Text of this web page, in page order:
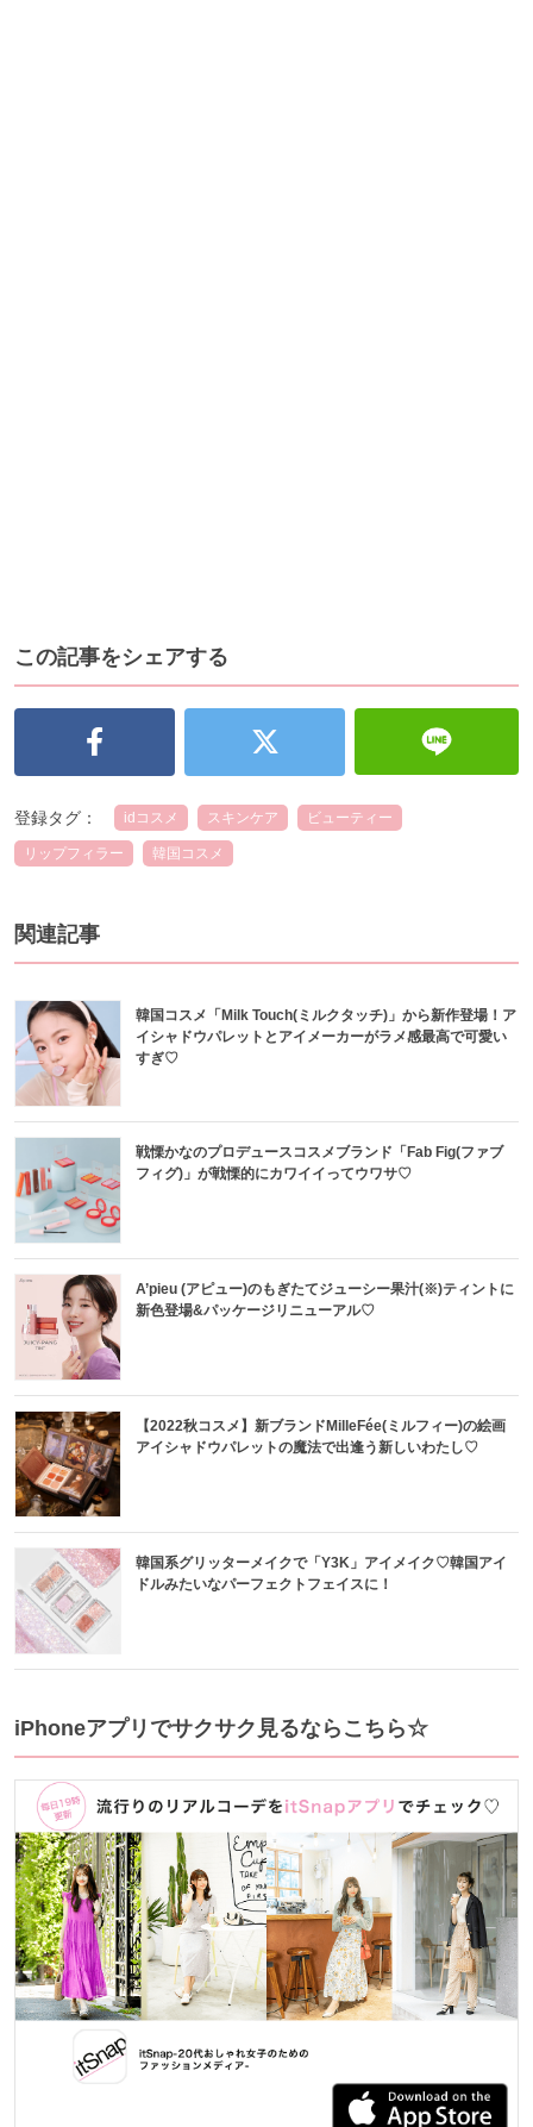
この記事をシェアする
登録タグ： idコスメ スキンケア ビューティー
リップフィラー 韓国コスメ
関連記事
韓国コスメ「Milk Touch(ミルクタッチ)」から新作登場！ア
イシャドウパレットとアイメーカーがラメ感最高で可愛い
すぎ♡
戦慄かなのプロデュースコスメブランド「Fab Fig(ファブ
フィグ)」が戦慄的にカワイイってウワサ♡
A’pieu (アピュー)のもぎたてジューシー果汁(※)ティントに
新色登場&パッケージリニューアル♡
【2022秋コスメ】新ブランドMilleFée(ミルフィー)の絵画
アイシャドウパレットの魔法で出逢う新しいわたし♡
韓国系グリッターメイクで「Y3K」アイメイク♡韓国アイ
ドルみたいなパーフェクトフェイスに！
iPhoneアプリでサクサク見るならこちら☆